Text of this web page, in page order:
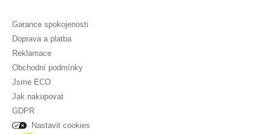
Garance spokojenosti
Doprava a platba
Reklamace
Obchodní podmínky
Jsme ECO
Jak nakupovat
GDPR
Nastavit cookies